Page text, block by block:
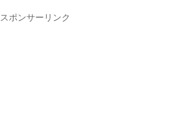
スポンサーリンク